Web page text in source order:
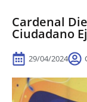
Cardenal
Ciudadano
29/04/2024